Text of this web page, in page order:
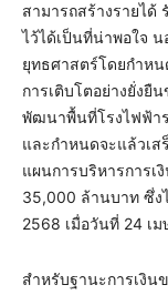
สามารถสร้างรายได้
ไว้ได้เป็นที่น่าพอใจ
ยุทธศาสตร์โดยกำหน
การเติบโตอย่างยั่งยื
พัฒนาพื้นที่โรงไฟฟ้า
และกำหนดจะแล้วเ
แผนการบริหารการเ
35,000 ล้านบาท ซึ่ง
2568 เมื่อวันที่ 24
สำหรับฐานะการเงิ